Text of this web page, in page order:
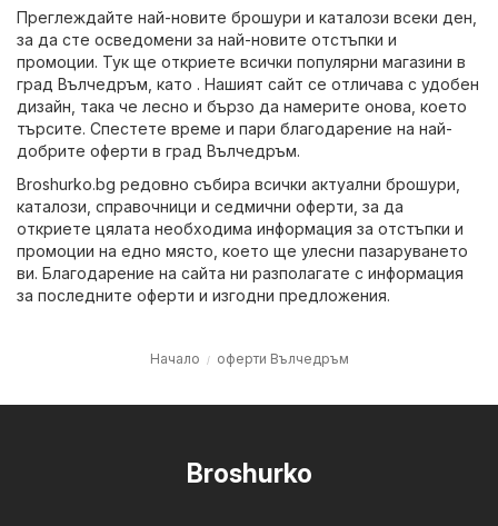
Преглеждайте най-новите брошури и каталози всеки ден,
за да сте осведомени за най-новите отстъпки и
промоции. Тук ще откриете всички популярни магазини в
град Вълчедръм, като . Нашият сайт се отличава с удобен
дизайн, така че лесно и бързо да намерите онова, което
търсите. Спестете време и пари благодарение на най-
добрите оферти в град Вълчедръм.
Broshurko.bg редовно събира всички актуални брошури,
каталози, справочници и седмични оферти, за да
откриете цялата необходима информация за отстъпки и
промоции на едно място, което ще улесни пазаруването
ви. Благодарение на сайта ни разполагате с информация
за последните оферти и изгодни предложения.
Начало оферти Вълчедръм
Broshurko